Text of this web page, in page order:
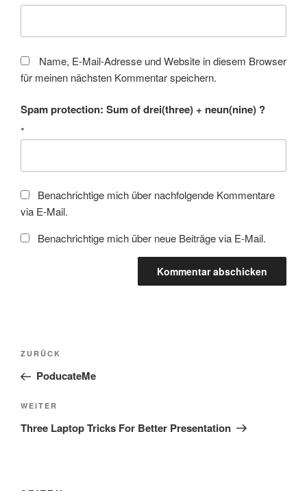
Name, E-Mail-Adresse und Website in diesem Browser
für meinen nächsten Kommentar speichern.
Spam protection: Sum of drei(three) + neun(nine) ?
*
Benachrichtige mich über nachfolgende Kommentare
via E-Mail.
Benachrichtige mich über neue Beiträge via E-Mail.
Beitragsnavigation
Vorheriger
Beitrag
ZURÜCK
PoducateMe
Nächster
Beitrag
WEITER
Three Laptop Tricks For Better Presentation